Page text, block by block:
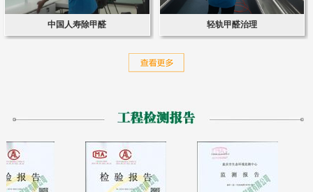
中国人寿除甲醛 轻轨甲醛治理